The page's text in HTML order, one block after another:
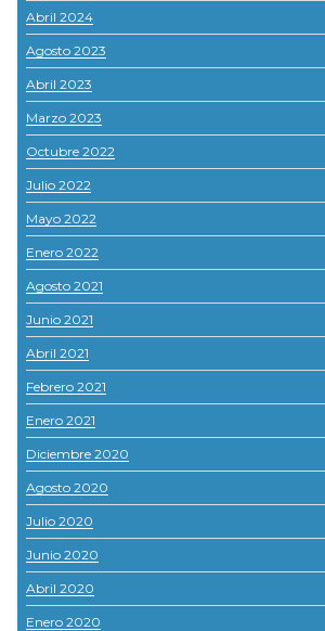
Abril 2024
Agosto 2023
Abril 2023
Marzo 2023
Octubre 2022
Julio 2022
Mayo 2022
Enero 2022
Agosto 2021
Junio 2021
Abril 2021
Febrero 2021
Enero 2021
Diciembre 2020
Agosto 2020
Julio 2020
Junio 2020
Abril 2020
Enero 2020